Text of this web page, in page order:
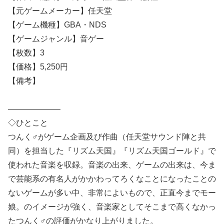
【元ゲームメーカー】任天堂
【ゲーム機種】GBA・NDS
【ゲームジャンル】音ゲー
【枚数】3
【価格】5,250円
【備考】
——————–
◇ひとこと
つんく♂がゲーム企画及び作曲（任天堂サウンド陣と共
同）を担当した『リズム天国』『リズム天国ゴールド』で
使われた音楽を収録。音楽の出来、ゲームの出来は、今ま
で芸能系の有名人がかかわってろくなことになったことの
ないゲームが多い中、非常によいもので、正直今までモー
娘。のイメージが強く、音楽家としてそこまで高くなかっ
たつんく♂の評価がかなり上がりました。